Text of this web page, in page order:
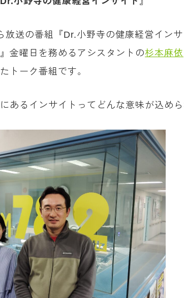
放送の番組『Dr.小野寺の健康経営イン
金曜日を務めるアシスタントの杉本麻依
トーク番組です。
あるインサイトってどんな意味が込め